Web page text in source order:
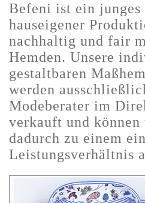
Befeni ist ein
hauseigener
nachhaltig und fair
Hemden. Unsere
gestaltbaren
werden
Modeberater im
verkauft und können
dadurch zu einem
Leistungsverhältnis